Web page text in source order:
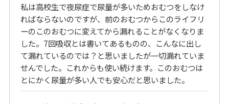
私は高校生で夜尿症で尿量が多いためおむつをしなけ
ればならないのですが、前のおむつからこのライフリ
ーのこのおむつに変えてから漏れることがなくなりま
した。7回吸収とは書いてあるものの、こんなに出し
て漏れているのでは？と思いましたが一切漏れていま
せんでした。これからも使い続けます。このおむつは
とにかく尿量が多い人でも安心だと思いました。